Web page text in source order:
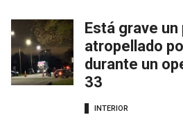
Está grave
atropellado
durante un
33
INTERIOR